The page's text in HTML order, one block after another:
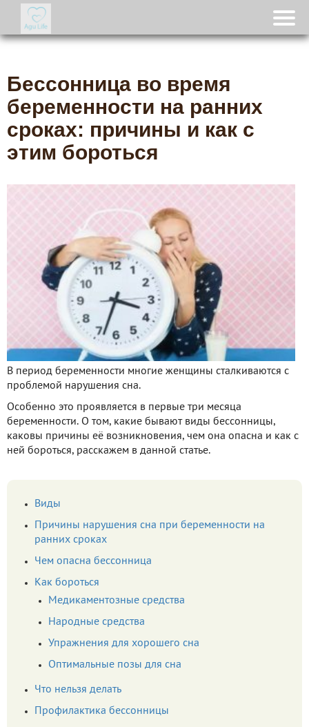
Бессонница во время
беременности на ранних
сроках: причины и как с
этим бороться
В период беременности многие женщины сталкиваются с
проблемой нарушения сна.
Особенно это проявляется в первые три месяца
беременности. О том, какие бывают виды бессонницы,
каковы причины её возникновения, чем она опасна и как с
ней бороться, расскажем в данной статье.
Виды
Причины нарушения сна при беременности на
ранних сроках
Чем опасна бессонница
Как бороться
Медикаментозные средства
Народные средства
Упражнения для хорошего сна
Оптимальные позы для сна
Что нельзя делать
Профилактика бессонницы